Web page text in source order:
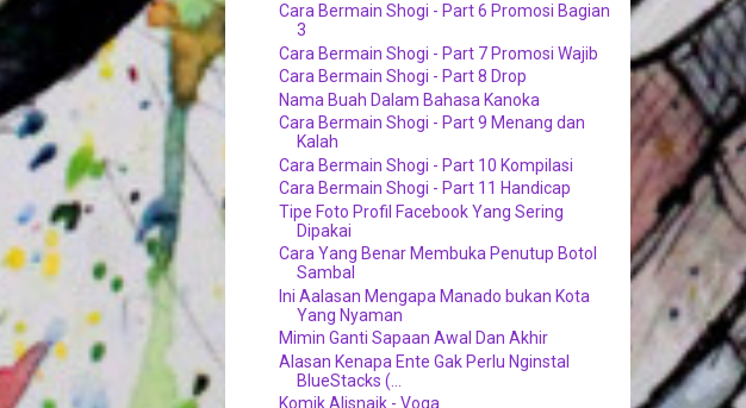
Cara Bermain Shogi - Part 6 Promosi Bagian
3
Cara Bermain Shogi - Part 7 Promosi Wajib
Cara Bermain Shogi - Part 8 Drop
Nama Buah Dalam Bahasa Kanoka
Cara Bermain Shogi - Part 9 Menang dan
Kalah
Cara Bermain Shogi - Part 10 Kompilasi
Cara Bermain Shogi - Part 11 Handicap
Tipe Foto Profil Facebook Yang Sering
Dipakai
Cara Yang Benar Membuka Penutup Botol
Sambal
Ini Aalasan Mengapa Manado bukan Kota
Yang Nyaman
Mimin Ganti Sapaan Awal Dan Akhir
Alasan Kenapa Ente Gak Perlu Nginstal
BlueStacks (...
Komik Alisnaik - Voga